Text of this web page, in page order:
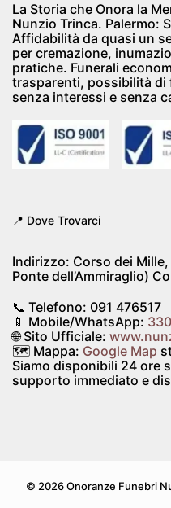
La Storia che Onora la
Nunzio Trinca. Palermo:
Affidabilità da quasi un
per cremazione,
pratiche. Funerali
trasparenti, possibilità di
senza interessi e senza
📍 Dove Trovarci
Indirizzo: Corso dei
Ponte dell’Ammiraglio)
📞 Telefono: 091 476517
📱 Mobile/WhatsApp:
🌐 Sito Ufficiale:
🗺️ Mappa: Google Map
Siamo disponibili 24 ore
supporto immediato e
© 2026 Onoranze Funebri